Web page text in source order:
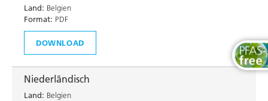
Land: Belgien
Format: PDF
DOWNLOAD
Niederländisch
Land: Belgien